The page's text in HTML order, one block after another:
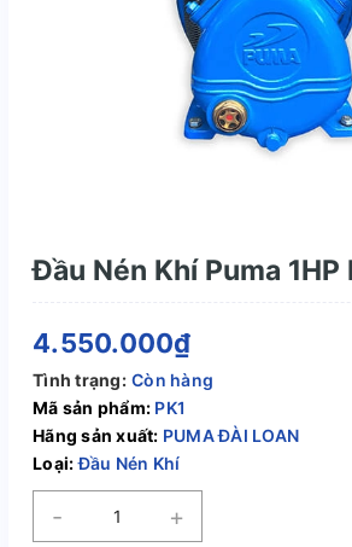
Đầu Nén Khí Puma 1HP
4.550.000₫
Tình trạng: Còn hàng
Mã sản phẩm: PK1
Hãng sản xuất: PUMA ĐÀI LOAN
Loại:Đầu Nén Khí
- +